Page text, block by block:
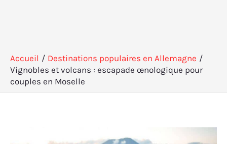
Accueil
Destinations populaires en Allemagne
Vignobles et volcans : escapade œnologique pour
couples en Moselle